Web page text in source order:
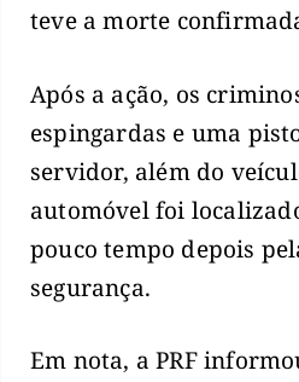
teve a morte
Após a ação, os
espingardas e uma
servidor, além do
automóvel foi
pouco tempo depois
segurança.
Em nota, a PRF